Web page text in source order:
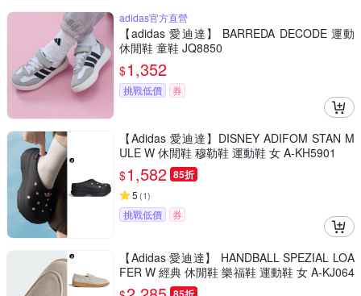
adidas官方直營
【adidas 愛迪達】 BARREDA DECODE 運動
休閒鞋 童鞋 JQ8850
$1,352
挑戰低價 券
【Adidas 愛迪達】DISNEY ADIFOM STAN M
ULE W 休閒鞋 穆勒鞋 運動鞋 女 A-KH5901
$1,582 85折
5 (1)
挑戰低價 券
【Adidas 愛迪達】 HANDBALL SPEZIAL LOA
FER W 經典 休閒鞋 樂福鞋 運動鞋 女 A-KJ064
0 B-KJ0641